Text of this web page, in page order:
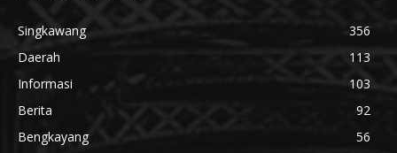
Singkawang
356
Daerah
113
Informasi
103
Berita
92
Bengkayang
56